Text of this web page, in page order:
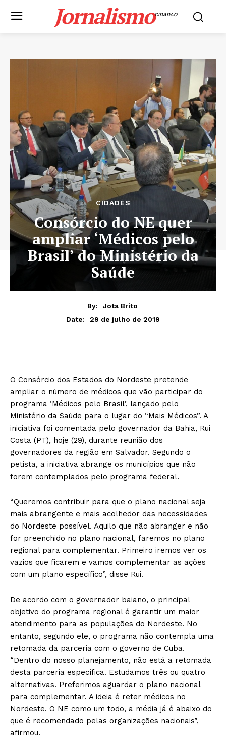
JornalismoCIDADAO
CIDADES
Consórcio do NE quer
ampliar ‘Médicos pelo
Brasil’ do Ministério da
Saúde
By:
Jota Brito
Date:
29 de julho de 2019
O Consórcio dos Estados do Nordeste pretende
ampliar o número de médicos que vão participar do
programa ‘Médicos pelo Brasil’, lançado pelo
Ministério da Saúde para o lugar do “Mais Médicos”. A
iniciativa foi comentada pelo governador da Bahia, Rui
Costa (PT), hoje (29), durante reunião dos
governadores da região em Salvador. Segundo o
petista, a iniciativa abrange os municípios que não
forem contemplados pelo programa federal.
“Queremos contribuir para que o plano nacional seja
mais abrangente e mais acolhedor das necessidades
do Nordeste possível. Aquilo que não abranger e não
for preenchido no plano nacional, faremos no plano
regional para complementar. Primeiro iremos ver os
vazios que ficarem e vamos complementar as ações
com um plano específico”, disse Rui.
De acordo com o governador baiano, o principal
objetivo do programa regional é garantir um maior
atendimento para as populações do Nordeste. No
entanto, segundo ele, o programa não contempla uma
retomada da parceria com o governo de Cuba.
“Dentro do nosso planejamento, não está a retomada
desta parceria específica. Estudamos três ou quatro
alternativas. Preferimos aguardar o plano nacional
para complementar. A ideia é reter médicos no
Nordeste. O NE como um todo, a média já é abaixo do
que é recomendado pelas organizações nacionais”,
afirmou.